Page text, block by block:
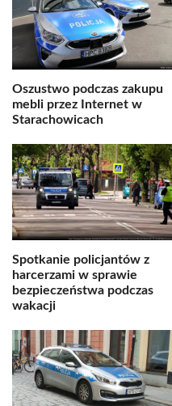
Oszustwo podczas zakupu
mebli przez Internet w
Starachowicach
Spotkanie policjantów z
harcerzami w sprawie
bezpieczeństwa podczas
wakacji